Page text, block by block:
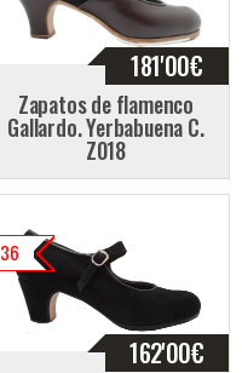
181'00€
Zapatos de flamenco
Gallardo. Yerbabuena C.
Z018
36
162'00€